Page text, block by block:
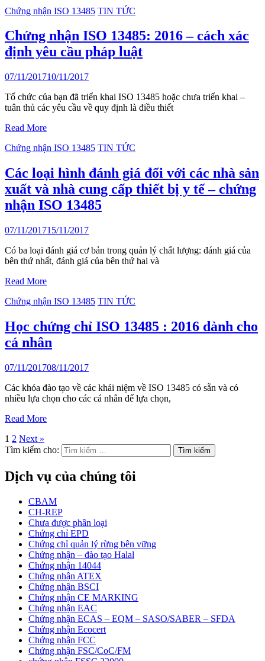
Chứng nhận ISO 13485 TIN TỨC
Chứng nhận ISO 13485: 2016 – cách xác
định yêu cầu pháp luật
07/11/201710/11/2017
Tổ chức của bạn đã triển khai ISO 13485 hoặc chưa triển khai –
tuân thủ các yêu cầu về quy định là điều thiết
Read More
Chứng nhận ISO 13485 TIN TỨC
Các loại hình đánh giá đối với các nhà sản
xuất và nhà cung cấp thiết bị y tế – chứng
nhận ISO 13485
07/11/201715/11/2017
Có ba loại đánh giá cơ bản trong quản lý chất lượng: đánh giá của
bên thứ nhất, đánh giá của bên thứ hai và
Read More
Chứng nhận ISO 13485 TIN TỨC
Học chứng chỉ ISO 13485 : 2016 dành cho
cá nhân
07/11/201708/11/2017
Các khóa đào tạo về các khái niệm về ISO 13485 có sẵn và có
nhiều lựa chọn cho các cá nhân để lựa chọn,
Read More
1 2 Next »
Tìm kiếm cho:
Dịch vụ của chúng tôi
CBAM
CH-REP
Chưa được phân loại
Chứng chỉ EPD
Chứng chỉ quản lý rừng bên vững
Chứng nhận – đào tạo Halal
Chứng nhận 14044
Chứng nhận ATEX
Chứng nhận BSCI
Chứng nhận CE MARKING
Chứng nhận EAC
Chứng nhận ECAS – EQM – SASO/SABER – SFDA
Chứng nhận Ecocert
Chứng nhận FCC
Chứng nhận FSC/CoC/FM